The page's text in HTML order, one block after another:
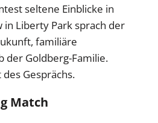
seltene Einblicke in
Liberty Park sprach der
familiäre
der Goldberg-Familie.
Gesprächs.
Match